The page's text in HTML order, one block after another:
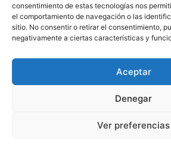
consentimiento de estas tecnologías nos
el comportamiento de navegación o las
sitio. No consentir o retirar el consentimiento,
negativamente a ciertas características y
Aceptar
Denegar
Ver preferencias
CONTACTA CON NOSOTROS